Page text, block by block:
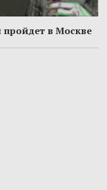
в Москве